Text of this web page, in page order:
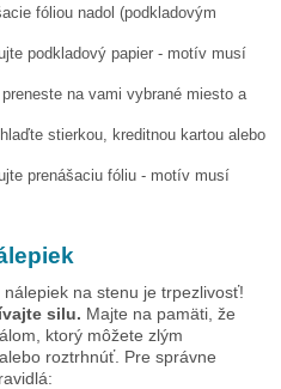
fóliou nadol (podkladovým
podkladový papier - motív musí
na vami vybrané miesto a
stierkou, kreditnou kartou alebo
prenášaciu fóliu - motív musí
na stenu je trpezlivosť!
silu. Majte na pamäti, že
ktorý môžete zlým
roztrhnúť. Pre správne